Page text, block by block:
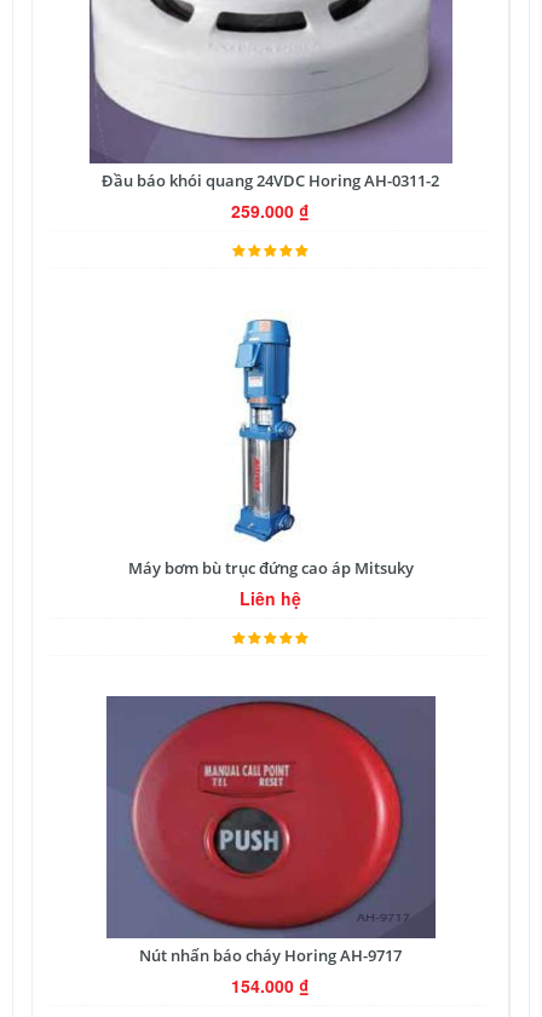
Đầu báo khói quang 24VDC Horing AH-0311-2
259.000 ₫
Máy bơm bù trục đứng cao áp Mitsuky
Liên hệ
Nút nhấn báo cháy Horing AH-9717
154.000 ₫